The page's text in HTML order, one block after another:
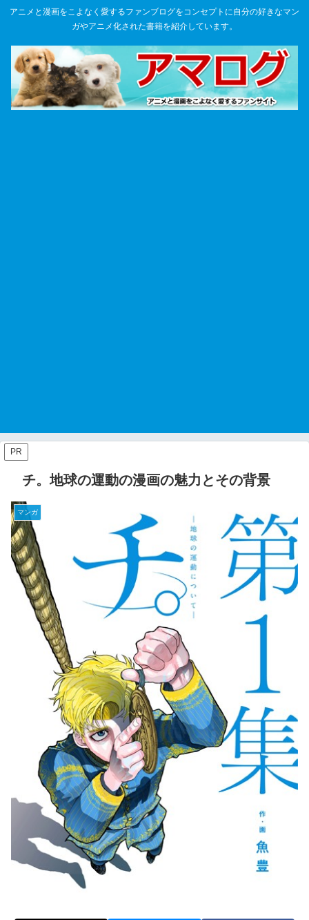
アニメと漫画をこよなく愛するファンブログをコンセプトに自分の好きなマン
ガやアニメ化された書籍を紹介しています。
PR
チ。地球の運動の漫画の魅力とその背景
マンガ